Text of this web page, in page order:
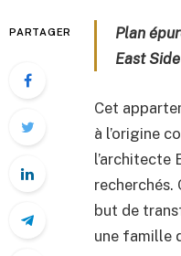
PARTAGER
Plan
East
Cet
à l’origine
l’architecte
recherchés.
but de
une famille